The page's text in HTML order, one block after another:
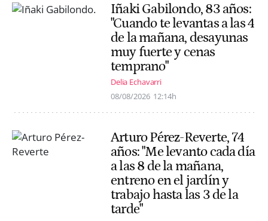
Iñaki Gabilondo, 83 años:
"Cuando te levantas a las 4
de la mañana, desayunas
muy fuerte y cenas
temprano"
Delia Echavarri
08/08/2026 12:14h
Arturo Pérez-Reverte, 74
años: "Me levanto cada día
a las 8 de la mañana,
entreno en el jardín y
trabajo hasta las 3 de la
tarde"